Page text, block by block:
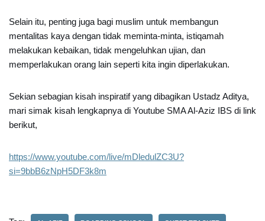
Selain itu, penting juga bagi muslim untuk membangun
mentalitas kaya dengan tidak meminta-minta, istiqamah
melakukan kebaikan, tidak mengeluhkan ujian, dan
memperlakukan orang lain seperti kita ingin diperlakukan.
Sekian sebagian kisah inspiratif yang dibagikan Ustadz Aditya,
mari simak kisah lengkapnya di Youtube SMA Al-Aziz IBS di link
berikut,
https://www.youtube.com/live/mDledulZC3U?
si=9bbB6zNpH5DF3k8m